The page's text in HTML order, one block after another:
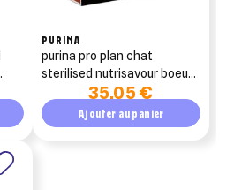
PURINA
purina pro plan chat
sterilised nutrisavour boeuf
35,05 €
Ajouter au panier